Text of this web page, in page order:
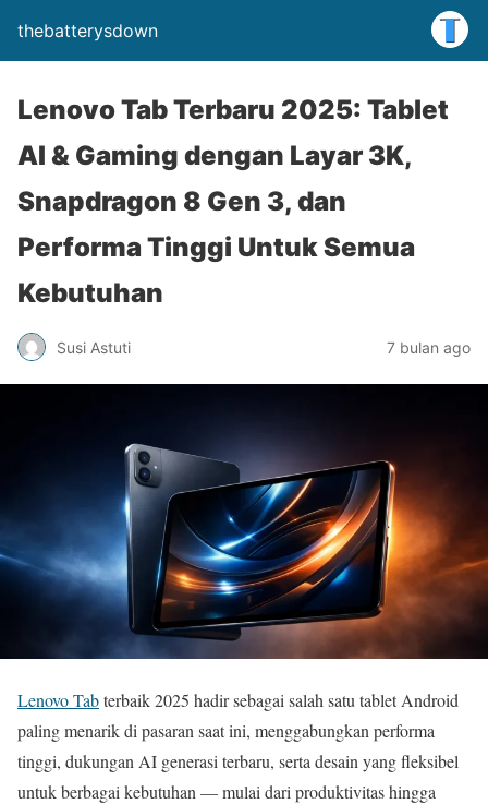
thebatterysdown
Lenovo Tab Terbaru 2025: Tablet
AI & Gaming dengan Layar 3K,
Snapdragon 8 Gen 3, dan
Performa Tinggi Untuk Semua
Kebutuhan
Susi Astuti 7 bulan ago
Lenovo Tabterbaik 2025 hadir sebagai salah satu tablet Android
paling menarik di pasaran saat ini, menggabungkan performa
tinggi, dukungan AI generasi terbaru, serta desain yang fleksibel
untuk berbagai kebutuhan — mulai dari produktivitas hingga